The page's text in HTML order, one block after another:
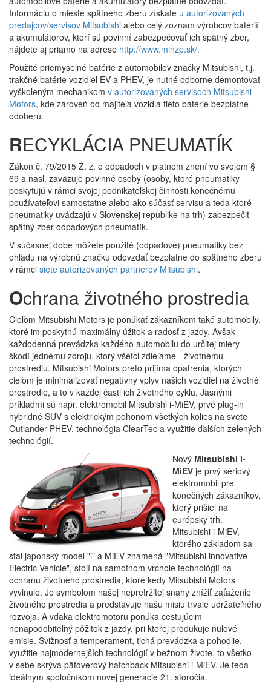
Informáciu o mieste spätného zberu získate u autorizovaných
predajcov/servisov Mitsubishi alebo celý zoznam výrobcov batérií
a akumulátorov, ktorí sú povinní zabezpečovať ich spätný zber,
nájdete aj priamo na adrese http://www.minzp.sk/.
Použité priemyselné batérie z automobilov značky Mitsubishi, t.j.
trakčné batérie vozidiel EV a PHEV, je nutné odborne demontovať
vyškoleným mechanikom v autorizovaných servisoch Mitsubishi
Motors, kde zároveň od majiteľa vozidla tieto batérie bezplatne
odoberú.
RECYKLÁCIA PNEUMATÍK
Zákon č. 79/2015 Z. z. o odpadoch v platnom znení vo svojom §
69 a nasl. zaväzuje povinné osoby (osoby, ktoré pneumatiky
poskytujú v rámci svojej podnikateľskej činnosti konečnému
používateľovi samostatne alebo ako súčasť servisu a teda ktoré
pneumatiky uvádzajú v Slovenskej republike na trh) zabezpečiť
spätný zber odpadových pneumatík.
V súčasnej dobe môžete použité (odpadové) pneumatiky bez
ohľadu na výrobnú značku odovzdať bezplatne do spätného zberu
v rámci siete autorizovaných partnerov Mitsubishi.
Ochrana životného prostredia
Cieľom Mitsubishi Motors je ponúkať zákazníkom také automobily,
ktoré im poskytnú maximálny úžitok a radosť z jazdy. Avšak
každodenná prevádzka každého automobilu do určitej miery
škodí jednému zdroju, ktorý všetci zdieľame - životnému
prostrediu. Mitsubishi Motors preto prijíma opatrenia, ktorých
cieľom je minimalizovať negatívny vplyv našich vozidiel na životné
prostredie, a to v každej časti ich životného cyklu. Jasnými
príkladmi sú napr. elektromobil Mitsubishi i-MiEV, prvé plug-in
hybridné SUV s elektrickým pohonom všetkých kolies na svete
Outlander PHEV, technológia ClearTec a využitie ďalších zelených
technológií.
Nový Mitsubishi i-
MiEV je prvý sériový
elektromobil pre
konečných zákazníkov,
ktorý prišiel na
európsky trh.
Mitsubishi i‑MiEV,
ktorého základom sa
stal japonský model "i" a MiEV znamená "Mitsubishi innovative
Electric Vehicle", stojí na samotnom vrchole technológií na
ochranu životného prostredia, ktoré kedy Mitsubishi Motors
vyvinulo. Je symbolom našej nepretržitej snahy znížiť zaťaženie
životného prostredia a predstavuje našu misiu trvale udržateľného
rozvoja. A vďaka elektromotoru ponúka cestujúcim
nenapodobiteľný pôžitok z jazdy, pri ktorej produkuje nulové
emisie. Svižnosť a temperament, tichá prevádzka a pohodlie,
využitie najmodernejších technológií v bežnom živote, to všetko
v sebe skrýva päťdverový hatchback Mitsubishi i-MiEV. Je teda
ideálnym spoločníkom novej generácie 21. storočia.